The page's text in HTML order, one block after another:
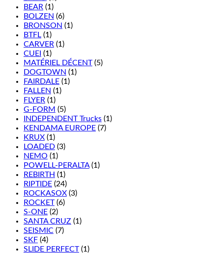
BEAR (1)
BOLZEN (6)
BRONSON (1)
BTFL (1)
CARVER (1)
CUEI (1)
MATÉRIEL DÉCENT (5)
DOGTOWN (1)
FAIRDALE (1)
FALLEN (1)
FLYER (1)
G-FORM (5)
INDEPENDENT Trucks (1)
KENDAMA EUROPE (7)
KRUX (1)
LOADED (3)
NEMO (1)
POWELL-PERALTA (1)
REBIRTH (1)
RIPTIDE (24)
ROCKASOX (3)
ROCKET (6)
S-ONE (2)
SANTA CRUZ (1)
SEISMIC (7)
SKF (4)
SLIDE PERFECT (1)